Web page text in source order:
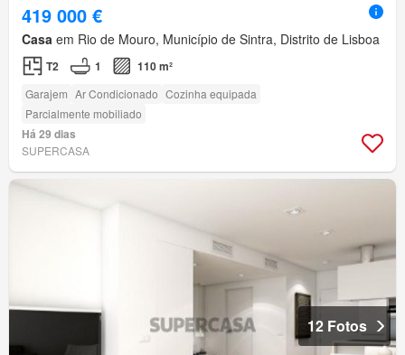
419 000 €
Casa em Rio de Mouro, Município de Sintra, Distrito de Lisboa
T2 1 110 m²
Garajem Ar Condicionado Cozinha equipada
Parcialmente mobiliado
Há 29 dias
SUPERCASA
12 Fotos